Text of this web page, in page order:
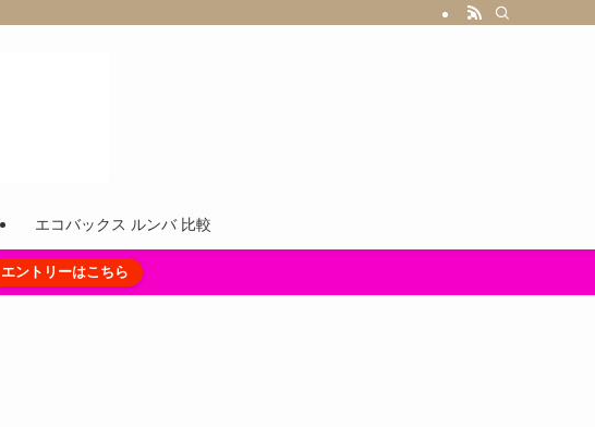
エコバックス ルンバ 比較
エントリーはこちら